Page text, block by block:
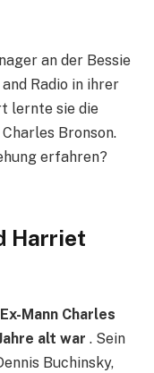
an der Bessie
Radio in ihrer
lernte sie die
Bronson.
erfahren?
Harriet
Mann Charles
alt war . Sein
Buchinsky,